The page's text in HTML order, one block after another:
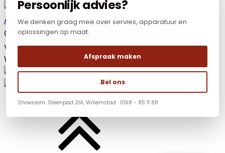
Algemene voorwaarden |Privacy policy|Cookies
Copyright © 2026 De Heeren Willems. Alle rechten
voorbehouden.
Website:
YZCommunicatie
Persoonlijk advies?
We denken graag mee over servies, apparatuur en
oplossingen op maat.
Afspraak maken
Bel ons
Showroom: Steenpad 21A, Willemstad · 0168 - 85 11 88